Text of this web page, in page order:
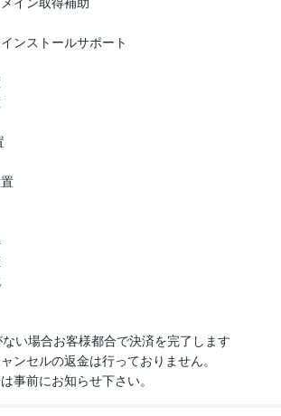
ンストールサポート
ない場合お客様都合で決済を完了します
ンセルの返金は行っておりません。
事前にお知らせ下さい。